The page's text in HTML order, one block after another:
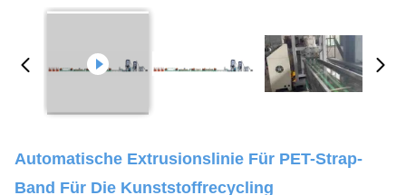
Automatische Extrusionslinie Für PET-Strap-
Band Für Die Kunststoffrecycling